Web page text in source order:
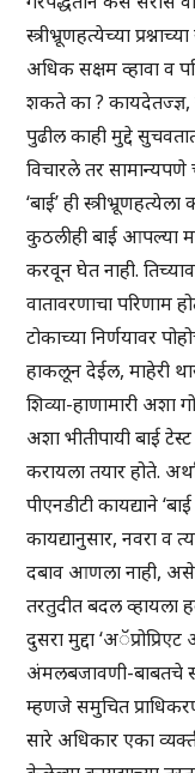
स्त्रीभ्रूणहत्येच्या
अधिक सक्षम व्हावा व
शकते का ? कायदेतज्ज्ञ,
पुढील काही मुद्दे
विचारले तर सामान्यपणे
‘बाई’ ही
कुठलीही बाई आपल्या
करवून घेत नाही.
वातावरणाचा परिणाम
टोकाच्या निर्णयावर
हाकलून देईल, माहेरी
शिव्या-हाणामारी अशा
अशा भीतीपायी बाई
करायला तयार होते.
पीएनडीटी कायद्याने
कायद्यानुसार, नवरा व
दबाव आणला नाही, असे
तरतुदीत बदल व्हायला
दुसरा मुद्दा
अंमलबजावणी-बाबतचे
म्हणजे समुचित
सारे अधिकार एका